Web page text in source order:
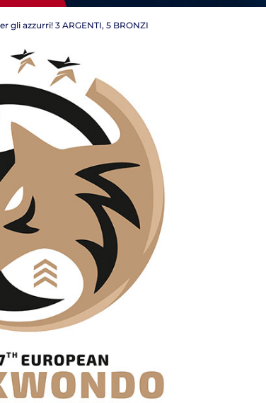
Tesseramento
Affiliazioni e Tesseramenti
Area Riservata
Amministrazione
gli azzurri! 3 ARGENTI, 5 BRONZI